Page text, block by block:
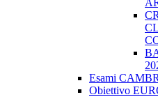
Esami
Obiettivo